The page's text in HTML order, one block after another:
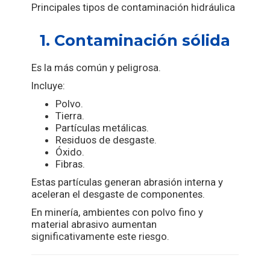
Principales tipos de contaminación hidráulica
1. Contaminación sólida
Es la más común y peligrosa.
Incluye:
Polvo.
Tierra.
Partículas metálicas.
Residuos de desgaste.
Óxido.
Fibras.
Estas partículas generan abrasión interna y
aceleran el desgaste de componentes.
En minería, ambientes con polvo fino y
material abrasivo aumentan
significativamente este riesgo.